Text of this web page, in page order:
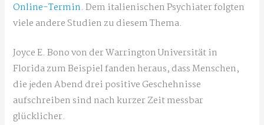
Online-Termin. Dem italienischen Psychiater folgten
viele andere Studien zu diesem Thema.
Joyce E. Bono von der Warrington Universität in
Florida zum Beispiel fanden heraus, dass Menschen,
die jeden Abend drei positive Geschehnisse
aufschreiben sind nach kurzer Zeit messbar
glücklicher.